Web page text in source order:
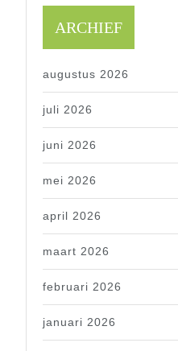
ARCHIEF
augustus 2026
juli 2026
juni 2026
mei 2026
april 2026
maart 2026
februari 2026
januari 2026